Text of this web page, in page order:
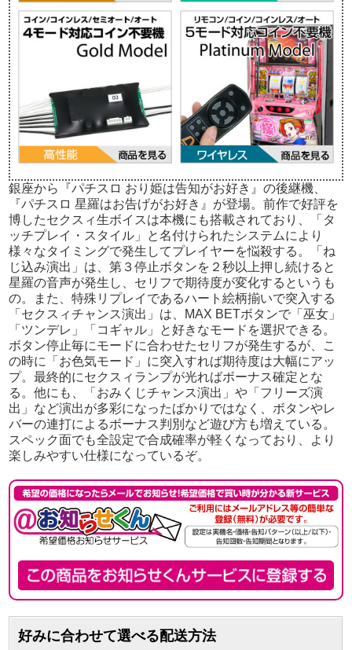
銀座から『パチスロ おり姫は告知がお好き』の後継機、
『パチスロ 星羅はお告げがお好き』が登場。前作で好評を
博したセクスィ生ボイスは本機にも搭載されており、「タ
ッチプレイ・スタイル」と名付けられたシステムにより
様々なタイミングで発生してプレイヤーを悩殺する。「ね
じ込み演出」は、第３停止ボタンを２秒以上押し続けると
星羅の音声が発生し、セリフで期待度が変化するというも
の。また、特殊リプレイであるハート絵柄揃いで突入する
「セクスィチャンス演出」は、MAX BETボタンで「巫女」
「ツンデレ」「コギャル」と好きなモードを選択できる。
ボタン停止毎にモードに合わせたセリフが発生するが、こ
の時に「お色気モード」に突入すれば期待度は大幅にアッ
プ。最終的にセクスィランプが光ればボーナス確定とな
る。他にも、「おみくじチャンス演出」や「フリーズ演
出」など演出が多彩になったばかりではなく、ボタンやレ
バーの連打によるボーナス判別など遊び方も増えている。
スペック面でも全設定で合成確率が軽くなっており、より
楽しみやすい仕様になっているぞ。
好みに合わせて選べる配送方法